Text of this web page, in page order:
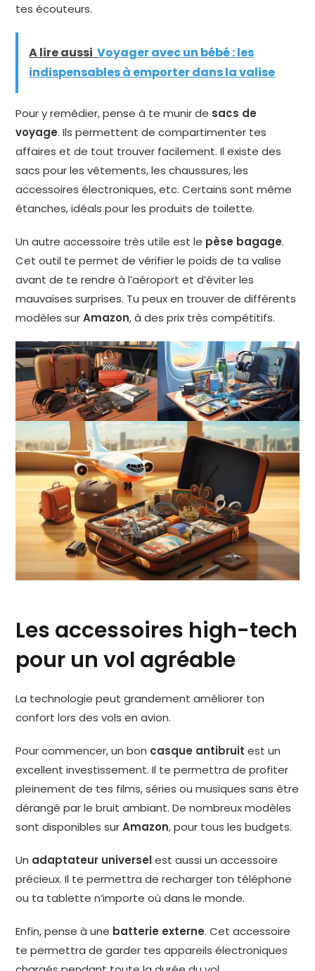
tes écouteurs.
A lire aussi Voyager avec un bébé : les
indispensables à emporter dans la valise
Pour y remédier, pense à te munir de sacs de
voyage. Ils permettent de compartimenter tes
affaires et de tout trouver facilement. Il existe des
sacs pour les vêtements, les chaussures, les
accessoires électroniques, etc. Certains sont même
étanches, idéals pour les produits de toilette.
Un autre accessoire très utile est le pèse bagage.
Cet outil te permet de vérifier le poids de ta valise
avant de te rendre à l’aéroport et d’éviter les
mauvaises surprises. Tu peux en trouver de différents
modèles surAmazon, à des prix très compétitifs.
Les accessoires high-tech
pour un vol agréable
La technologie peut grandement améliorer ton
confort lors des vols en avion.
Pour commencer, un bon casque antibruit est un
excellent investissement. Il te permettra de profiter
pleinement de tes films, séries ou musiques sans être
dérangé par le bruit ambiant. De nombreux modèles
sont disponibles surAmazon, pour tous les budgets.
Un adaptateur universelest aussi un accessoire
précieux. Il te permettra de recharger ton téléphone
ou ta tablette n’importe où dans le monde.
Enfin, pense à une batterie externe. Cet accessoire
te permettra de garder tes appareils électroniques